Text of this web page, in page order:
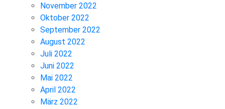
November 2022
Oktober 2022
September 2022
August 2022
Juli 2022
Juni 2022
Mai 2022
April 2022
März 2022